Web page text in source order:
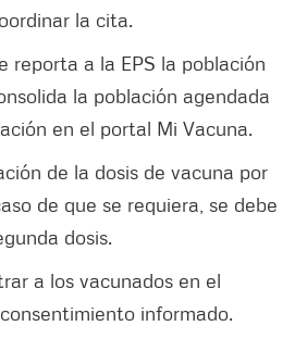
la cita.
reporta a la EPS la población
la población agendada
en el portal Mi Vacuna.
de la dosis de vacuna por
de que se requiera, se debe
dosis.
a los vacunados en el
informado.